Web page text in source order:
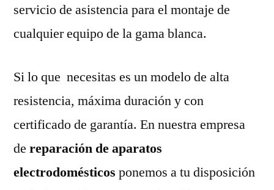
servicio de asistencia para el montaje de
cualquier equipo de la gama blanca.
Si lo que necesitas es un modelo de alta
resistencia, máxima duración y con
certificado de garantía. En nuestra empresa
de reparación de aparatos
electrodomésticos ponemos a tu disposición